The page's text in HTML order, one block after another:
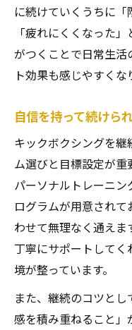
に続けていくうちに「
「疲れにくくなった
がつくことで日常生活
ト効果も感じやすくな
自信を持って続けら
キックボクシングを
ム選びと目標設定が重
パーソナルトレーニ
ログラムが用意され
わせて無理なく通え
丁寧にサポートして
境が整っています。
また、継続のコツと
感を積み重ねること」